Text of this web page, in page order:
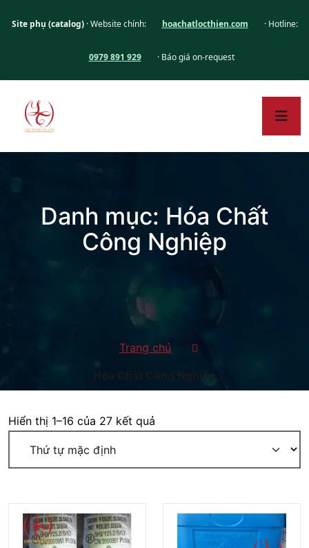
Site phụ (catalog)· Website chính: hoachatlocthien.com · Hotline:
0979 891 929 · Báo giá on-request
Danh mục: Hóa Chất
Công Nghiệp
Trang chủ
Hóa Chất Công Nghiệp
Hiển thị 1–16 của 27 kết quả